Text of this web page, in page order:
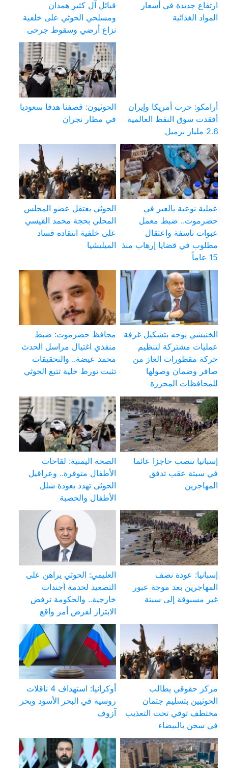
ارتفاع جديدة في أسعار
المواد الغذائية
قبائل آل كثير همدان
ومسلحي الحوثي على خلفية
نزاع أرضي وسقوط جرحى
أرامكو: حرب أمريكا وإيران
أفقدت سوق النفط العالمية
2.6 مليار برميل
الحوثيون: قصفنا هدفا سعوديا
في مطار نجران
عملية نوعية بالعبر في
حضرموت.. ضبط معمل
عبوات ناسفة واعتقال
مطلوب في قضايا إرهاب منذ
15 عاماً
الحوثي يعتقل عضو المجلس
المحلي بحجة محمد القيسي
على خلفية انتقاده فساد
الميليشيا
الخنبشي يوجه بتشكيل غرفة
عمليات مشتركة لتنظيم
حركة مقطورات الغاز من
صافر وضمان وصولها
للمحافظات المحررة
محافظ حضرموت: ضبط
منفذي اغتيال مراسل الحدث
محمد عيضة.. والتحقيقات
تثبت تورط خلية تتبع الحوثي
إسبانيا تنصب حاجزا عائما
في سبتة عقب تدفق
المهاجرين
الصحة اليمنية: لقاحات
الأطفال متوفرة.. وعراقيل
الحوثي تهدد بعودة شلل
الأطفال والحصبة
إسبانيا: عودة نصف
المهاجرين بعد موجة عبور
غير مسبوقة إلى سبتة
العليمي: الحوثي يراهن على
التصعيد لخدمة أجندات
خارجية.. والحكومة ترفض
الابتزاز لفرض أمر واقع
مركز حقوقي يطالب
الحوثيين بتسليم جثمان
مختطف توفي تحت التعذيب
في سجن بالبيضاء
أوكرانيا: استهداف 4 ناقلات
روسية في البحر الأسود وبحر
آزوف